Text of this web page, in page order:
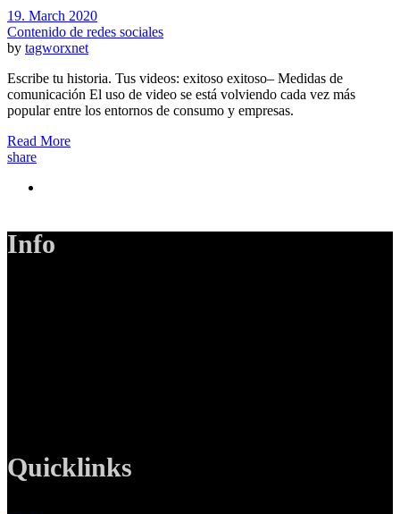
19. March 2020
Contenido de redes sociales
by tagworxnet
Escribe tu historia. Tus videos: exitoso exitoso– Medidas de
comunicación El uso de video se está volviendo cada vez más
popular entre los entornos de consumo y empresas.
Read More
share
Info
Quicklinks